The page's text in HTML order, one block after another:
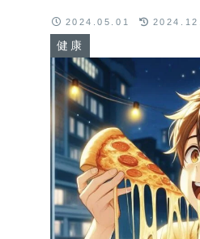
健康
2024.05.01